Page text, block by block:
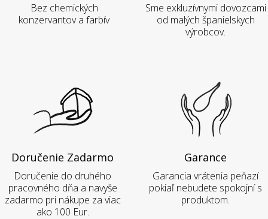
Bez chemických
konzervantov a farbív
Sme exkluzívnymi dovozcami
od malých španielskych
výrobcov.
Doručenie Zadarmo
Doručenie do druhého
pracovného dňa a navyše
zadarmo pri nákupe za viac
ako 100 Eur.
Garance
Garancia vrátenia peňazí
pokiaľ nebudete spokojní s
produktom.